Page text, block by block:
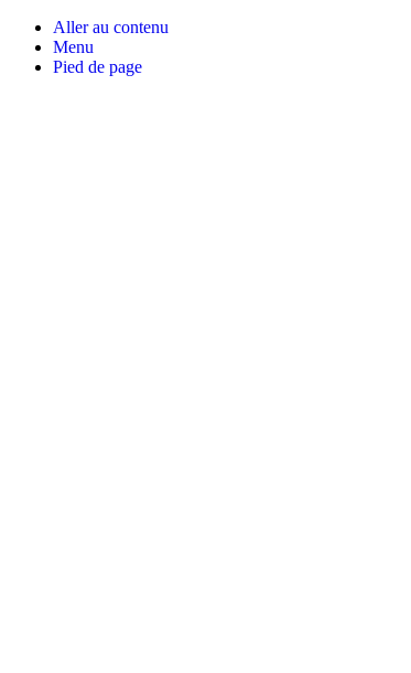
Aller au contenu
Menu
Pied de page